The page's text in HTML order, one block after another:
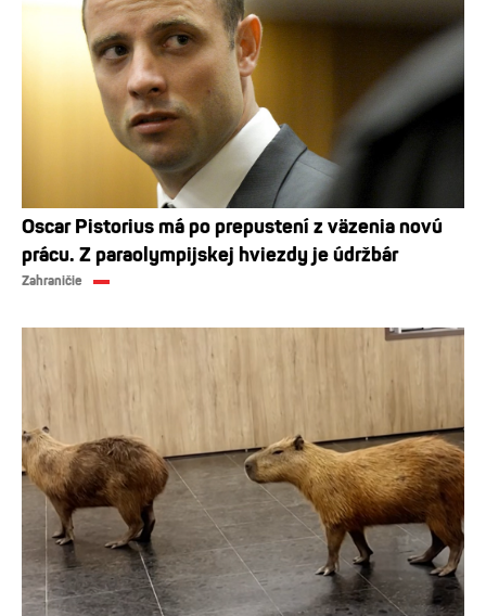
Oscar Pistorius má po prepustení z väzenia novú
prácu. Z paraolympijskej hviezdy je údržbár
Zahraničie